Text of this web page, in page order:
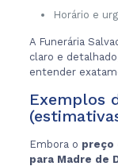
Horário e
A Funerária
claro e
entender
Exemplos
Embora o preço
para Madre de